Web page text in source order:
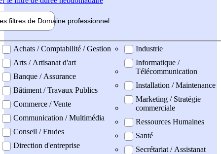
filtres de Domaine professionnel
professionel
Achats / Comptabilité / Gestion
Arts / Artisanat d'art
Banque / Assurance
Bâtiment / Travaux Publics
Commerce / Vente
Communication / Multimédia
Conseil / Etudes
Direction d'entreprise
Industrie
Informatique /
Télécommunication
Installation / Maintenance
Marketing / Stratégie
commerciale
Ressources Humaines
Santé
Secrétariat / Assistanat